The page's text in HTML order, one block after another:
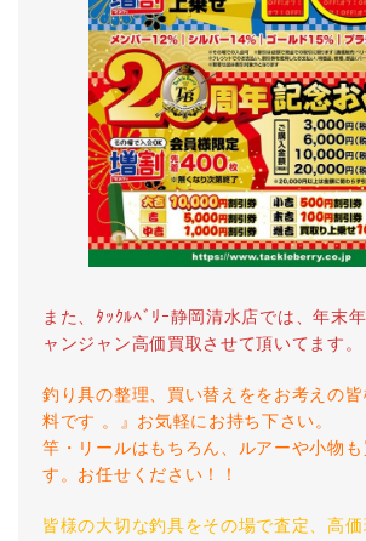
また、ﾀｯｸﾙﾍﾞﾘｰ静岡清水店では、年末
ャンジャン高価買取させて頂いてます。
釣り具の整理、買い替えををお考えの
料です 。』お気軽にお持ち下さい。
竿・リールはもちろん、ルアーや小物も
す。お任せください！！
皆様の大切な釣具をその場で査定、高